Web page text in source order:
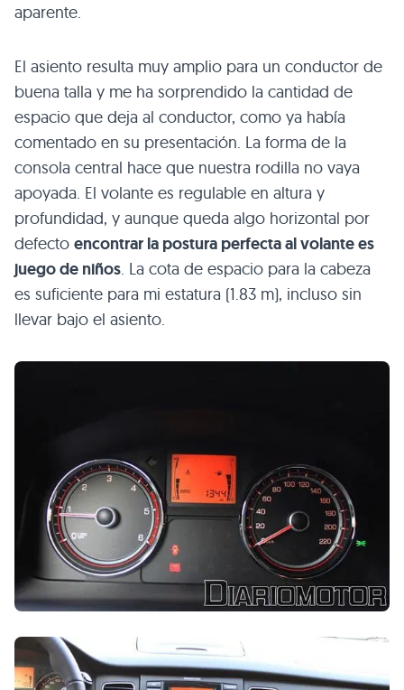
aparente.
El asiento resulta muy amplio para un conductor de
buena talla y me ha sorprendido la cantidad de
espacio que deja al conductor, como ya había
comentado en su presentación. La forma de la
consola central hace que nuestra rodilla no vaya
apoyada. El volante es regulable en altura y
profundidad, y aunque queda algo horizontal por
defecto encontrar la postura perfecta al volante es
juego de niños. La cota de espacio para la cabeza
es suficiente para mi estatura (1.83 m), incluso sin
llevar bajo el asiento.